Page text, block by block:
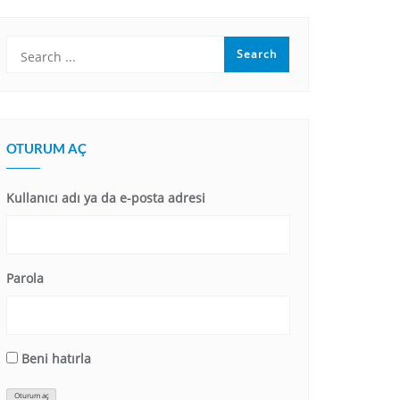
OTURUM AÇ
Kullanıcı adı ya da e-posta adresi
Parola
Beni hatırla
Oturum aç